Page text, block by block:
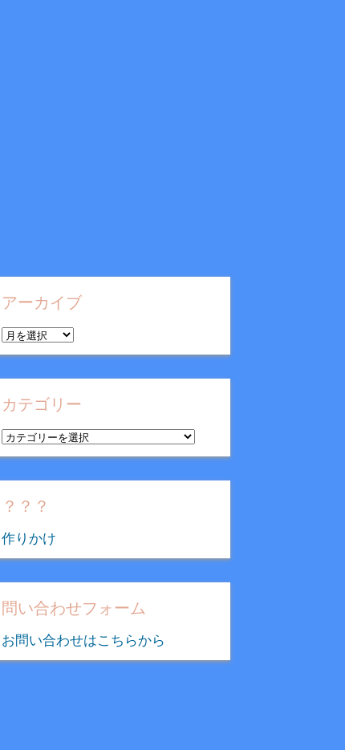
アーカイブ
ア
ー
カ
イ
カテゴリー
カ
テ
ゴ
リ
？？？
作りかけ
問い合わせフォーム
お問い合わせはこちらから